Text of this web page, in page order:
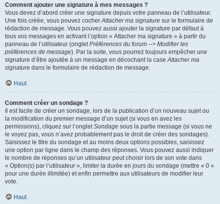
Comment ajouter une signature à mes messages ?
Vous devez d’abord créer une signature depuis votre panneau de l’utilisateur.
Une fois créée, vous pouvez cocherAttacher ma signature sur le formulaire de
rédaction de message. Vous pouvez aussi ajouter la signature par défaut à
tous vos messages en activant l’option « Attacher ma signature » à partir du
panneau de l’utilisateur (ongletPréférences du forum --> Modifier les
préférences de message). Par la suite, vous pourrez toujours empêcher une
signature d’être ajoutée à un message en décochant la caseAttacher ma
signature dans le formulaire de rédaction de message.
Haut
Comment créer un sondage ?
Il est facile de créer un sondage, lors de la publication d’un nouveau sujet ou
la modification du premier message d’un sujet (si vous en avez les
permissions), cliquez sur l’ongletSondage sous la partie message (si vous ne
le voyez pas, vous n’avez probablement pas le droit de créer des sondages).
Saisissez le titre du sondage et au moins deux options possibles, saisissez
une option par ligne dans le champ des réponses. Vous pouvez aussi indiquer
le nombre de réponses qu’un utilisateur peut choisir lors de son vote dans
« Option(s) par l’utilisateur », limiter la durée en jours du sondage (mettre « 0 »
pour une durée illimitée) et enfin permettre aux utilisateurs de modifier leur
vote.
Haut